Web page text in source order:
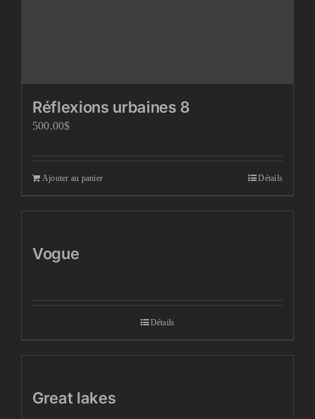
Réflexions urbaines 8
500.00$
Ajouter au panier Détails
Vogue
Détails
Great lakes